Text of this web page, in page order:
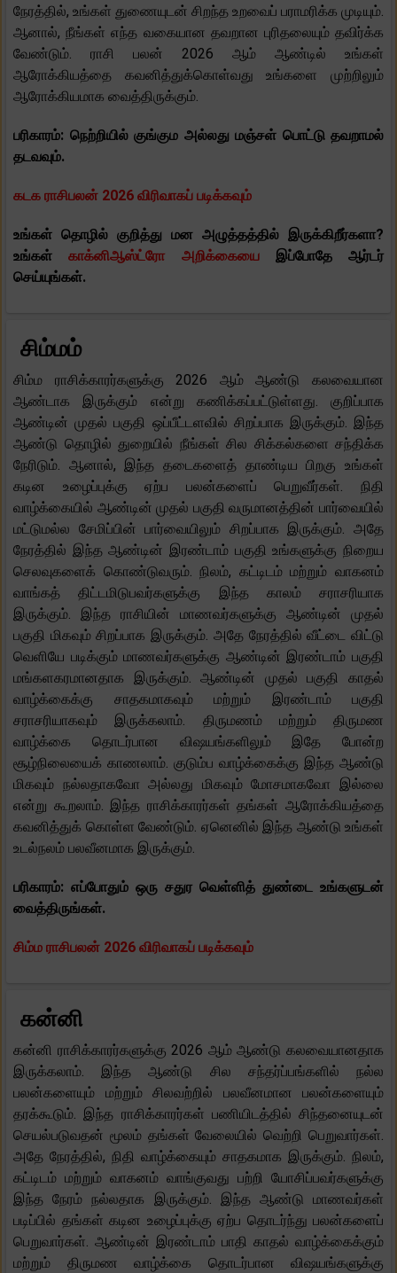
நேரத்தில், உங்கள் துணையுடன் சிறந்த உறவைப் பராமரிக்க முடியும்.
ஆனால், நீங்கள் எந்த வகையான தவறான புரிதலையும் தவிர்க்க
வேண்டும். ராசி பலன் 2026 ஆம் ஆண்டில் உங்கள்
ஆரோக்கியத்தை கவனித்துக்கொள்வது உங்களை முற்றிலும்
ஆரோக்கியமாக வைத்திருக்கும்.
பரிகாரம்: நெற்றியில் குங்கும அல்லது மஞ்சள் பொட்டு தவறாமல்
தடவவும்.
கடக ராசிபலன் 2026 விரிவாகப் படிக்கவும்
உங்கள் தொழில் குறித்து மன அழுத்தத்தில் இருக்கிறீர்களா?
உங்கள்காக்னிஆஸ்ட்ரோ அறிக்கையை இப்போதே ஆர்டர்
செய்யுங்கள்.
சிம்மம்
சிம்ம ராசிக்காரர்களுக்கு 2026 ஆம் ஆண்டு கலவையான
ஆண்டாக இருக்கும் என்று கணிக்கப்பட்டுள்ளது. குறிப்பாக
ஆண்டின் முதல் பகுதி ஒப்பீட்டளவில் சிறப்பாக இருக்கும். இந்த
ஆண்டு தொழில் துறையில் நீங்கள் சில சிக்கல்களை சந்திக்க
நேரிடும். ஆனால், இந்த தடைகளைத் தாண்டிய பிறகு உங்கள்
கடின உழைப்புக்கு ஏற்ப பலன்களைப் பெறுவீர்கள். நிதி
வாழ்க்கையில் ஆண்டின் முதல் பகுதி வருமானத்தின் பார்வையில்
மட்டுமல்ல சேமிப்பின் பார்வையிலும் சிறப்பாக இருக்கும். அதே
நேரத்தில் இந்த ஆண்டின் இரண்டாம் பகுதி உங்களுக்கு நிறைய
செலவுகளைக் கொண்டுவரும். நிலம், கட்டிடம் மற்றும் வாகனம்
வாங்கத் திட்டமிடுபவர்களுக்கு இந்த காலம் சராசரியாக
இருக்கும். இந்த ராசியின் மாணவர்களுக்கு ஆண்டின் முதல்
பகுதி மிகவும் சிறப்பாக இருக்கும். அதே நேரத்தில் வீட்டை விட்டு
வெளியே படிக்கும் மாணவர்களுக்கு ஆண்டின் இரண்டாம் பகுதி
மங்களகரமானதாக இருக்கும். ஆண்டின் முதல் பகுதி காதல்
வாழ்க்கைக்கு சாதகமாகவும் மற்றும் இரண்டாம் பகுதி
சராசரியாகவும் இருக்கலாம். திருமணம் மற்றும் திருமண
வாழ்க்கை தொடர்பான விஷயங்களிலும் இதே போன்ற
சூழ்நிலையைக் காணலாம். குடும்ப வாழ்க்கைக்கு இந்த ஆண்டு
மிகவும் நல்லதாகவோ அல்லது மிகவும் மோசமாகவோ இல்லை
என்று கூறலாம். இந்த ராசிக்காரர்கள் தங்கள் ஆரோக்கியத்தை
கவனித்துக் கொள்ள வேண்டும். ஏனெனில் இந்த ஆண்டு உங்கள்
உடல்நலம் பலவீனமாக இருக்கும்.
பரிகாரம்: எப்போதும் ஒரு சதுர வெள்ளித் துண்டை உங்களுடன்
வைத்திருங்கள்.
சிம்ம ராசிபலன் 2026 விரிவாகப் படிக்கவும்
கன்னி
கன்னி ராசிக்காரர்களுக்கு 2026 ஆம் ஆண்டு கலவையானதாக
இருக்கலாம். இந்த ஆண்டு சில சந்தர்ப்பங்களில் நல்ல
பலன்களையும் மற்றும் சிலவற்றில் பலவீனமான பலன்களையும்
தரக்கூடும். இந்த ராசிக்காரர்கள் பணியிடத்தில் சிந்தனையுடன்
செயல்படுவதன் மூலம் தங்கள் வேலையில் வெற்றி பெறுவார்கள்.
அதே நேரத்தில், நிதி வாழ்க்கையும் சாதகமாக இருக்கும். நிலம்,
கட்டிடம் மற்றும் வாகனம் வாங்குவது பற்றி யோசிப்பவர்களுக்கு
இந்த நேரம் நல்லதாக இருக்கும். இந்த ஆண்டு மாணவர்கள்
படிப்பில் தங்கள் கடின உழைப்புக்கு ஏற்ப தொடர்ந்து பலன்களைப்
பெறுவார்கள். ஆண்டின் இரண்டாம் பாதி காதல் வாழ்க்கைக்கும்
மற்றும் திருமண வாழ்க்கை தொடர்பான விஷயங்களுக்கு